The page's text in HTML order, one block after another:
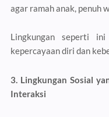
agar ramah anak, penuh
Lingkungan seperti ini
kepercayaan diri dan
3. Lingkungan Sosial
Interaksi